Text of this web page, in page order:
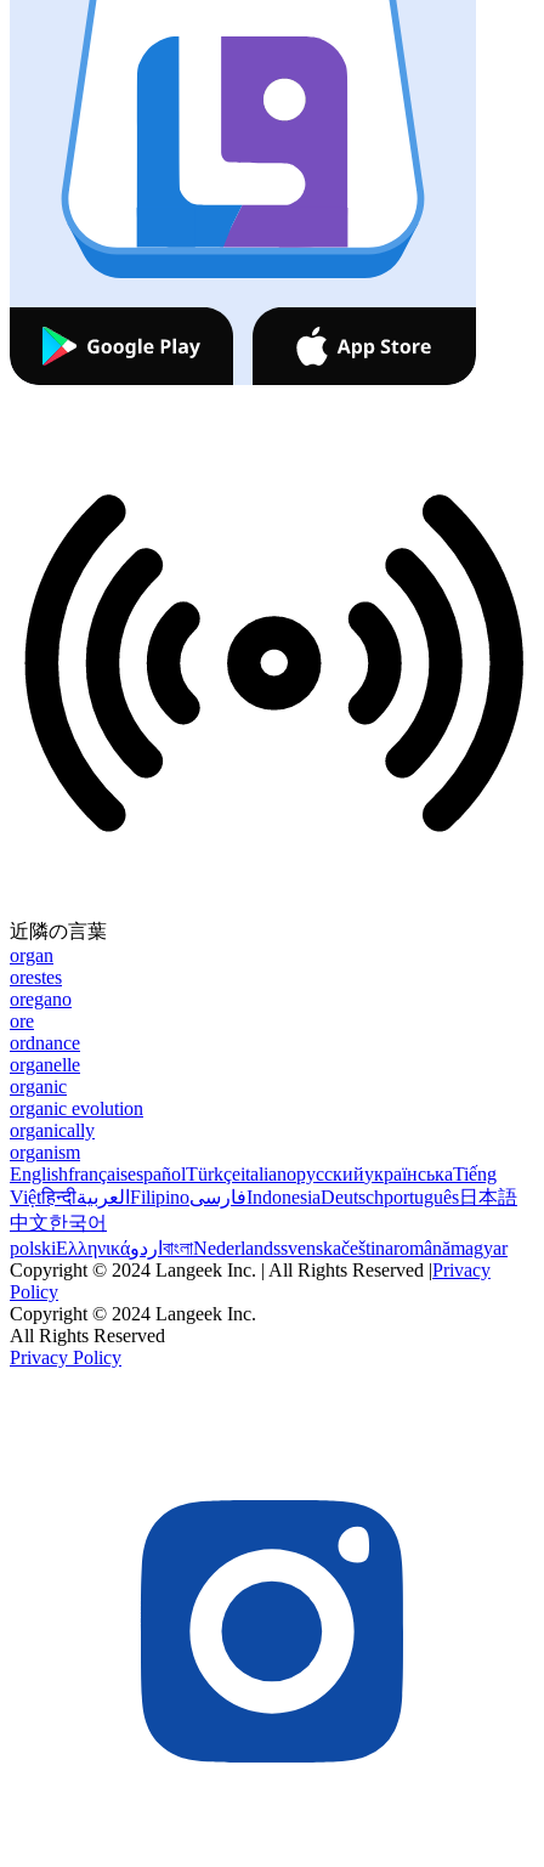
近隣の言葉
organ
orestes
oregano
ore
ordnance
organelle
organic
organic evolution
organically
organism
EnglishfrançaisespañolTürkçeitalianoрусскийукраїнськаTiếng
Việtहिन्दीالعربية FilipinoفارسیIndonesiaDeutschportuguês日本語
中文한국어
polskiΕλληνικάاردو বাংলাNederlandssvenskačeštinaromânămagyar
Copyright © 2024 Langeek Inc. | All Rights Reserved |Privacy
Policy
Copyright © 2024 Langeek Inc.
All Rights Reserved
Privacy Policy